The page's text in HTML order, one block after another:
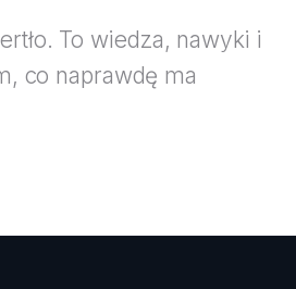
To wiedza, nawyki i
co naprawdę ma